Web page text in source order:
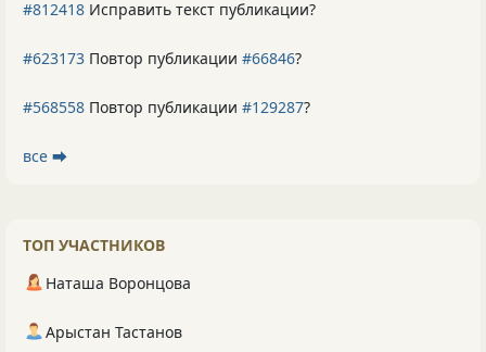
#812418 Исправить текст публикации?
#623173 Повтор публикации #66846?
#568558 Повтор публикации #129287?
все ⮕
ТОП УЧАСТНИКОВ
Наташа Воронцова
Арыстан Тастанов